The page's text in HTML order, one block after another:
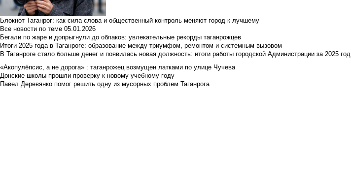
Блокнот Таганрог: как сила слова и общественный контроль меняют город к лучшему
Все новости по теме 05.01.2026
Бегали по жаре и допрыгнули до облаков: увлекательные рекорды таганрожцев
Итоги 2025 года в Таганроге: образование между триумфом, ремонтом и системным вызовом
В Таганроге стало больше денег и появилась новая должность: итоги работы городской Администрации за 2025 год
«Акопулёпсис, а не дорога» : таганрожец возмущен латками по улице Чучева
Донские школы прошли проверку к новому учебному году
Павел Деревянко помог решить одну из мусорных проблем Таганрога